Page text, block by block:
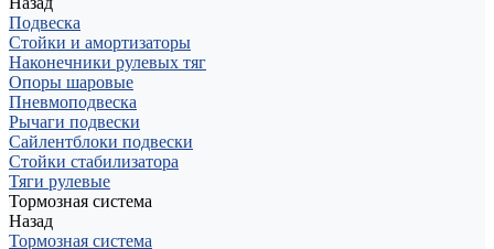
Подвеска
Стойки и амортизаторы
Наконечники рулевых тяг
Опоры шаровые
Пневмоподвеска
Рычаги подвески
Сайлентблоки подвески
Стойки стабилизатора
Тяги рулевые
Тормозная система
Назад
Тормозная система